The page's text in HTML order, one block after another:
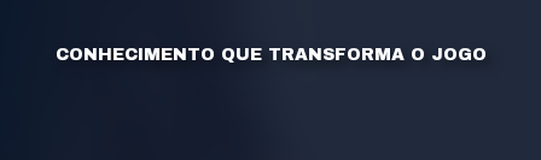
CO N H ECI M EN TO QU E T RAN SFO R M A O JOGO